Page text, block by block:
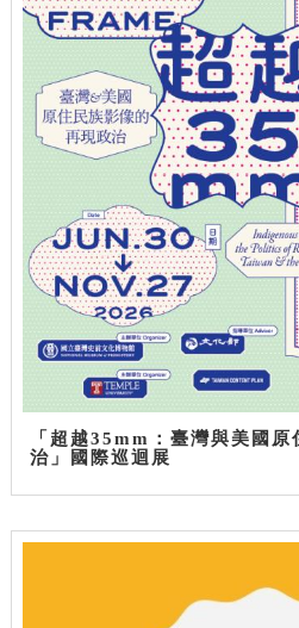
「超越35mm：臺灣與美國
治」國際巡迴展